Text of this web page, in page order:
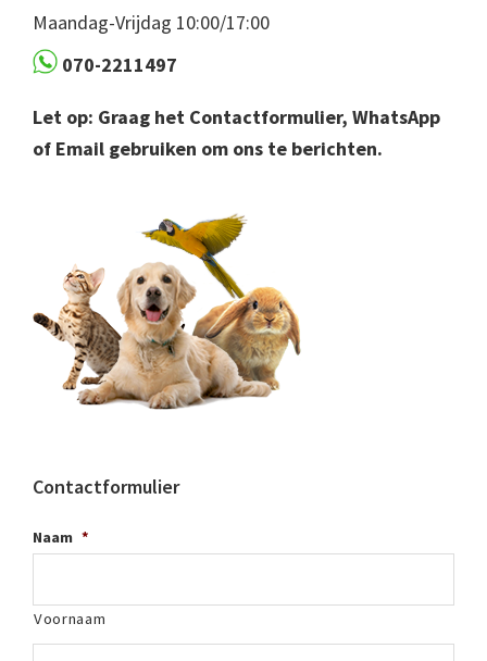
Maandag-Vrijdag 10:00/17:00
070-2211497
Let op: Graag het Contactformulier, WhatsApp
of Email gebruiken om ons te berichten.
Contactformulier
Naam *
Voornaam